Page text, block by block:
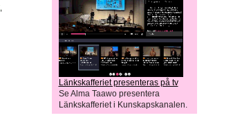
,
Länkskafferiet presenteras på tv
Se Alma Taawo presentera
Länkskafferiet i Kunskapskanalen.